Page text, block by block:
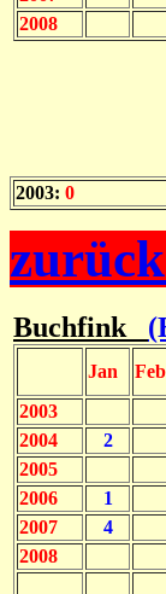
2008
2003: 0
Buchfink
Jan Feb
2003
2004
2
2005
2006
1
2007
4
2008